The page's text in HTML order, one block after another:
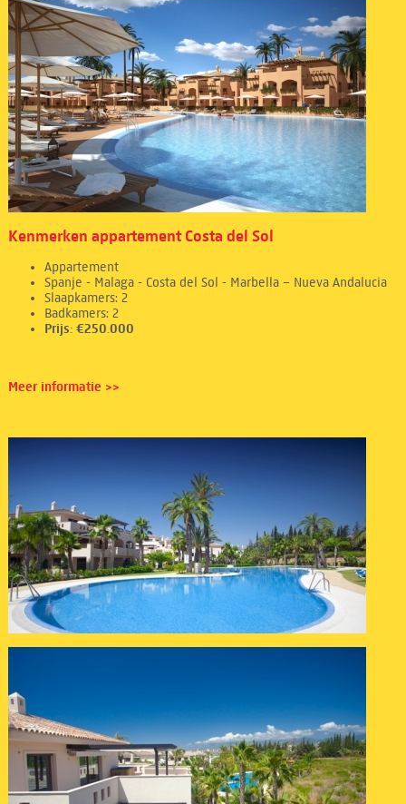
Kenmerken appartement Costa del Sol
Appartement
Spanje - Malaga - Costa del Sol - Marbella – Nueva Andalucia
Slaapkamers: 2
Badkamers: 2
Prijs: €250.000
Meer informatie >>